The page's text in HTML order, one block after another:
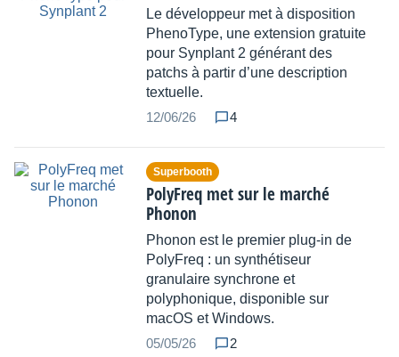
Le développeur met à disposition
PhenoType, une extension gratuite
pour Synplant 2 générant des
patchs à partir d’une description
textuelle.
12/06/26
4
Superbooth
PolyFreq met sur le marché
Phonon
Phonon est le premier plug-in de
PolyFreq : un synthétiseur
granulaire synchrone et
polyphonique, disponible sur
macOS et Windows.
05/05/26
2